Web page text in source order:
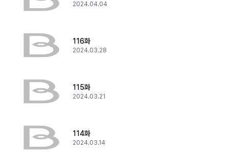
2024.04.04
116화
2024.03.28
115화
2024.03.21
114화
2024.03.14